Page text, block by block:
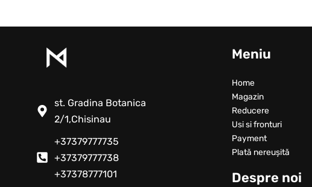
st. Gradina Botanica
2/1,Chisinau
+37379777735
+37379777738
+37378777101
Meniu
Home
Magazin
Reducere
Usi si fronturi
Payment
Plată nereușită
Despre noi